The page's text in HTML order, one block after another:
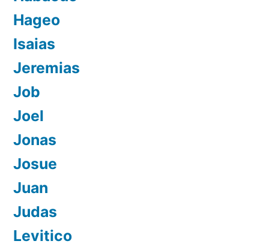
Hageo
Isaias
Jeremias
Job
Joel
Jonas
Josue
Juan
Judas
Levitico